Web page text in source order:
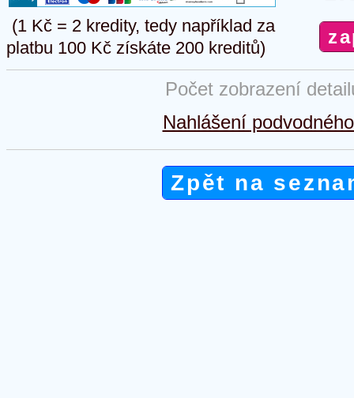
(1 Kč = 2 kredity, tedy například za
platbu 100 Kč získáte 200 kreditů)
Počet zobrazení
Nahlášení
Zpět na